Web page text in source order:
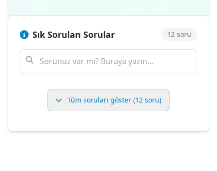
Sık Sorulan Sorular 12 soru
Tüm soruları göster (12 soru)